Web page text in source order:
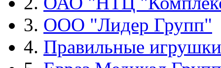
3. ООО "Лидер Групп"
4. Правильные игрушки